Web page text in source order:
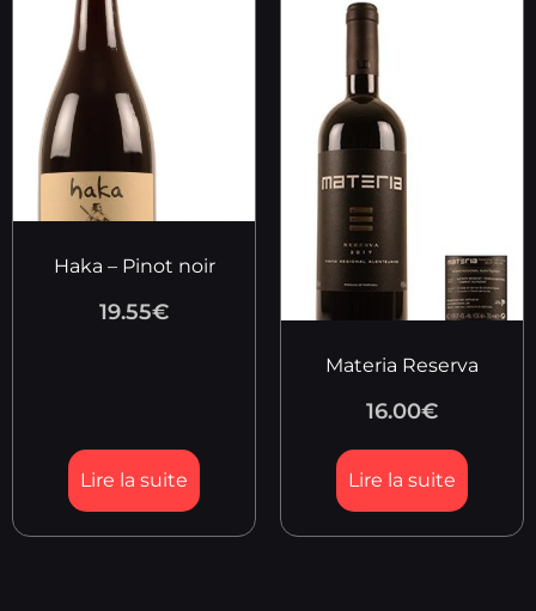
Haka – Pinot noir
19.55€
Lire la suite
Materia Reserva
16.00€
Lire la suite